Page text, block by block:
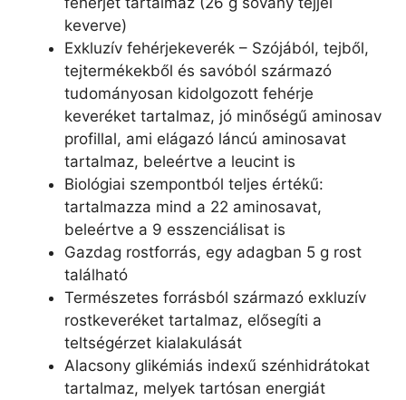
keverve)
Exkluzív fehérjekeverék – Szójából, tejből,
tejtermékekből és savóból származó
tudományosan kidolgozott fehérje
keveréket tartalmaz, jó minőségű aminosav
profillal, ami elágazó láncú aminosavat
tartalmaz, beleértve a leucint is
Biológiai szempontból teljes értékű:
tartalmazza mind a 22 aminosavat,
beleértve a 9 esszenciálisat is
Gazdag rostforrás, egy adagban 5 g rost
található
Természetes forrásból származó exkluzív
rostkeveréket tartalmaz, elősegíti a
teltségérzet kialakulását
Alacsony glikémiás indexű szénhidrátokat
tartalmaz, melyek tartósan energiát